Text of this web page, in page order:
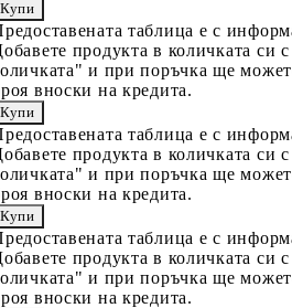
таблица е с
продукта в количката си
и при поръчка ще
вноски на кредита.
таблица е с
продукта в количката си
и при поръчка ще
вноски на кредита.
таблица е с
продукта в количката си
и при поръчка ще
вноски на кредита.